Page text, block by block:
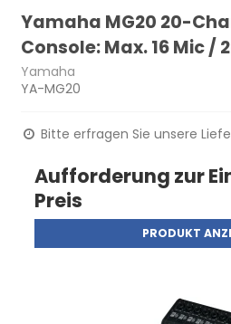
Yamaha MG20 20-
Console: Max. 16 Mic /
Yamaha
YA-MG20
Bitte erfragen Sie unsere
Aufforderung zur
Preis
PRODUKT